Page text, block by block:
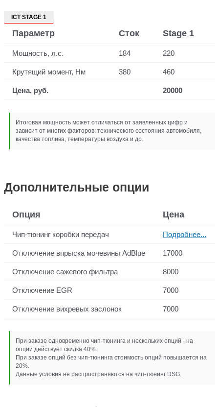
ICT STAGE 1
Параметр Сток Stage 1
Мощность, л.с. 184 220
Крутящий момент, Нм 380 460
Цена, руб. 20000
Итоговая мощность может отличаться от заявленных цифр и
зависит от многих факторов: технического состояния автомобиля,
качества топлива, температуры воздуха и др.
Дополнительные опции
Опция Цена
Чип-тюнинг коробки передач Подробнее...
Отключение впрыска мочевины AdBlue 17000
Отключение сажевого фильтра 8000
Отключение EGR 7000
Отключение вихревых заслонок 7000
При заказе одновременно чип-тюнинга и нескольких опций - на
опции действует скидка 40%.
При заказе опций без чип-тюнинга стоимость опций повышается на
20%.
Данные условия не распространяются на чип-тюнинг DSG.